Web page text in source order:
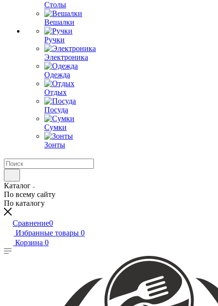
Столы
Вешалки
Ручки
Электроника
Одежда
Отдых
Посуда
Сумки
Зонты
Каталог
По всему сайту
По каталогу
Сравнение0
Избранные товары 0
Корзина 0